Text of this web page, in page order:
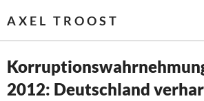
AXEL TROOST
Startseite
2012: Deutschland